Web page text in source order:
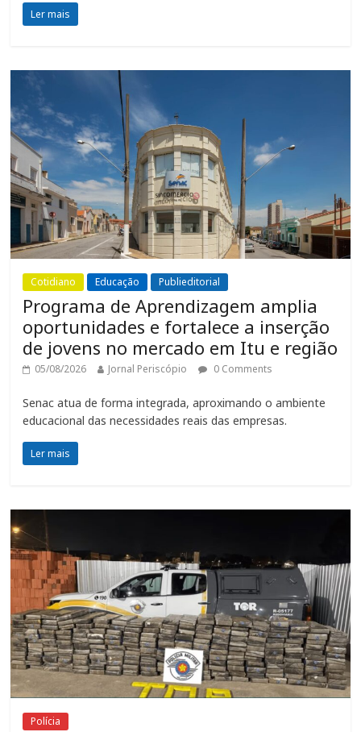
Ler mais
Cotidiano Educação Publieditorial
Programa de Aprendizagem amplia
oportunidades e fortalece a inserção
de jovens no mercado em Itu e região
05/08/2026 Jornal Periscópio 0 Comments
Senac atua de forma integrada, aproximando o ambiente
educacional das necessidades reais das empresas.
Ler mais
Polícia